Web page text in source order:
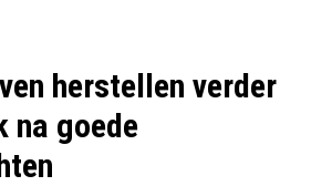
herstellen verder
na goede